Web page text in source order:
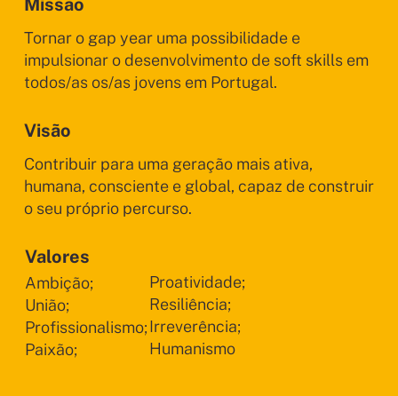
Missão
Tornar o gap year uma possibilidade e
impulsionar o desenvolvimento de soft skills em
todos/as os/as jovens em Portugal.
Visão
Contribuir para uma geração mais ativa,
humana, consciente e global, capaz de construir
o seu próprio percurso.
Valores
Ambição;
União;
Profissionalismo;
Paixão;
Proatividade;
Resiliência;
Irreverência;
Humanismo